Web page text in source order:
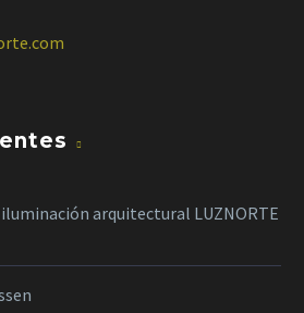
arquitectural LUZNORTE